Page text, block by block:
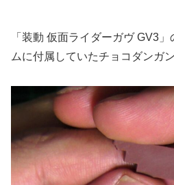
「装動 仮面ライダーガヴ GV3
ムに付属していたチョコダンガン